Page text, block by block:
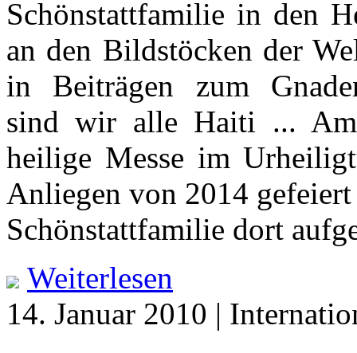
Schönstattfamilie in den
an den Bildstöcken der
in Beiträgen zum
sind wir alle Haiti ... Am
heilige Messe im
Anliegen von 2014
Schönstattfamilie dort
Weiterlesen
14. Januar 2010 |